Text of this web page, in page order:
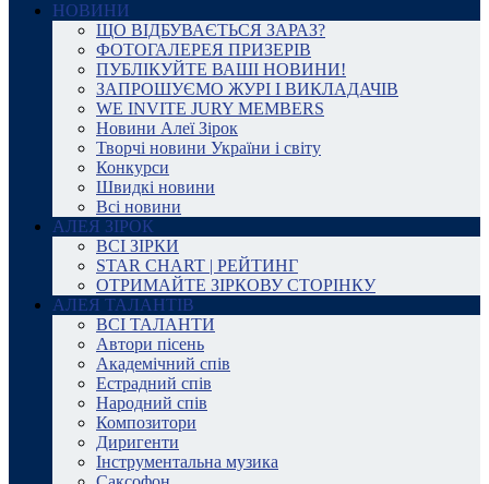
НОВИНИ
ЩО ВІДБУВАЄТЬСЯ ЗАРАЗ?
ФОТОГАЛЕРЕЯ ПРИЗЕРІВ
ПУБЛІКУЙТЕ ВАШІ НОВИНИ!
ЗАПРОШУЄМО ЖУРІ І ВИКЛАДАЧІВ
WE INVITE JURY MEMBERS
Новини Алеї Зірок
Творчі новини України і світу
Конкурси
Швидкі новини
Всі новини
АЛЕЯ ЗІРОК
ВСІ ЗІРКИ
STAR CHART | РЕЙТИНГ
ОТРИМАЙТЕ ЗІРКОВУ СТОРІНКУ
АЛЕЯ ТАЛАНТІВ
ВСІ ТАЛАНТИ
Автори пісень
Академічний спів
Естрадний спів
Народний спів
Композитори
Диригенти
Інструментальна музика